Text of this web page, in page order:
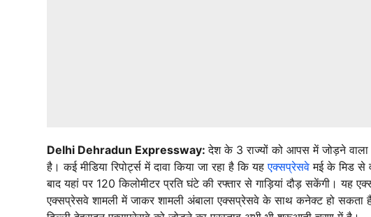
Delhi Dehradun Expressway:देश के 3 राज्यों को आपस में जोड़ने
है। कई मीडिया रिपोर्ट्स में दावा किया जा रहा है कि यहएक्सप्रेसवेमई के मिड से
बाद यहां पर 120 किलोमीटर प्रति घंटे की रफ्तार से गाड़ियां दौड़ सकेंगी। यह
एक्सप्रेसवे शामली में जाकर शामली अंबाला एक्सप्रेसवे के साथ कनेक्ट हो सकता